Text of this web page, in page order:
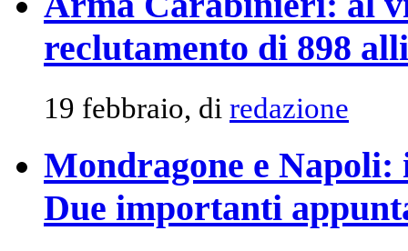
reclutamento di 898
19 febbraio, di redazione
Mondragone e
Due importanti